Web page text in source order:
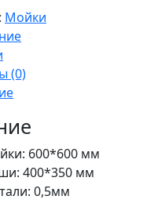
Мойки
(0)
600*600 мм
400*350 мм
0,5мм